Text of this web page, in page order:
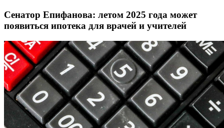
Сенатор Епифанова: летом 2025 года может
появиться ипотека для врачей и учителей